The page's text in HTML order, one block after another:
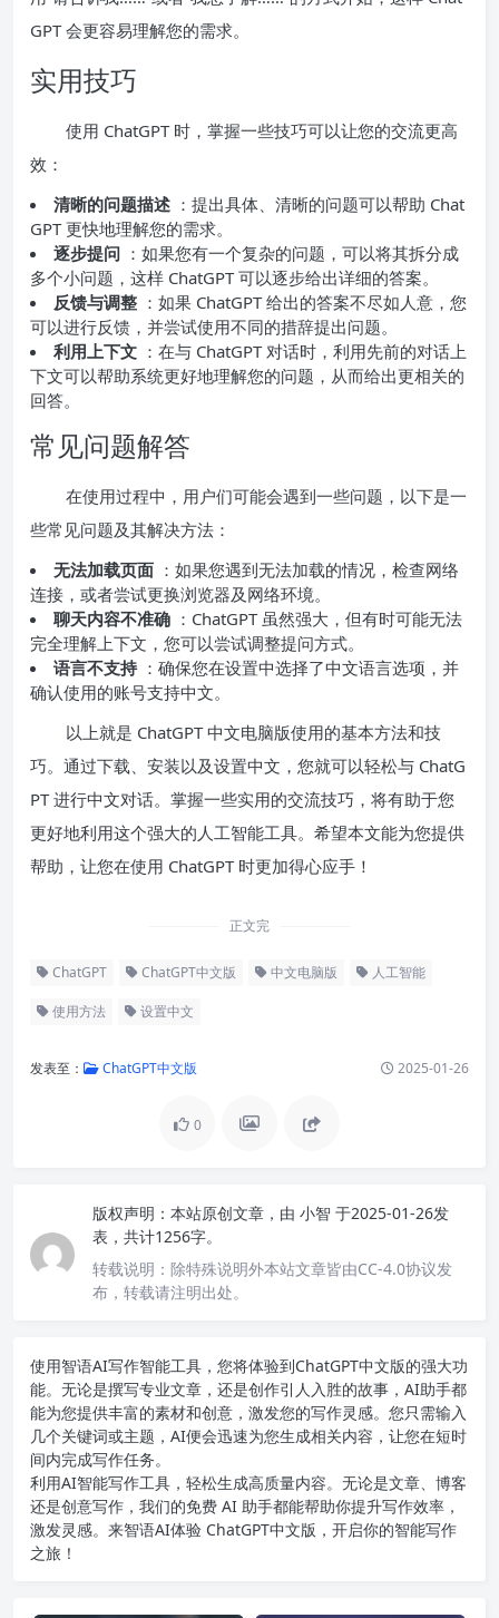
GPT 会更容易理解您的需求。
实用技巧
使用 ChatGPT 时，掌握一些技巧可以让您的交流更高
效：
清晰的问题描述 ：提出具体、清晰的问题可以帮助 Chat
GPT 更快地理解您的需求。
逐步提问 ：如果您有一个复杂的问题，可以将其拆分成
多个小问题，这样 ChatGPT 可以逐步给出详细的答案。
反馈与调整 ：如果 ChatGPT 给出的答案不尽如人意，您
可以进行反馈，并尝试使用不同的措辞提出问题。
利用上下文 ：在与 ChatGPT 对话时，利用先前的对话上
下文可以帮助系统更好地理解您的问题，从而给出更相关的
回答。
常见问题解答
在使用过程中，用户们可能会遇到一些问题，以下是一
些常见问题及其解决方法：
无法加载页面 ：如果您遇到无法加载的情况，检查网络
连接，或者尝试更换浏览器及网络环境。
聊天内容不准确 ：ChatGPT 虽然强大，但有时可能无法
完全理解上下文，您可以尝试调整提问方式。
语言不支持 ：确保您在设置中选择了中文语言选项，并
确认使用的账号支持中文。
以上就是 ChatGPT 中文电脑版使用的基本方法和技
巧。通过下载、安装以及设置中文，您就可以轻松与 ChatG
PT 进行中文对话。掌握一些实用的交流技巧，将有助于您
更好地利用这个强大的人工智能工具。希望本文能为您提供
帮助，让您在使用 ChatGPT 时更加得心应手！
正文完
ChatGPT ChatGPT中文版 中文电脑版 人工智能
使用方法 设置中文
发表至： ChatGPT中文版 2025-01-26
0
版权声明： 本站原创文章，由 小智 于2025-01-26发
表，共计1256字。
转载说明： 除特殊说明外本站文章皆由CC-4.0协议发
布，转载请注明出处。
使用智语AI写作智能工具，您将体验到ChatGPT中文版的强大功
能。无论是撰写专业文章，还是创作引人入胜的故事，AI助手都
能为您提供丰富的素材和创意，激发您的写作灵感。您只需输入
几个关键词或主题，AI便会迅速为您生成相关内容，让您在短时
间内完成写作任务。
利用AI智能写作工具，轻松生成高质量内容。无论是文章、博客
还是创意写作，我们的免费 AI 助手都能帮助你提升写作效率，
激发灵感。来智语AI体验 ChatGPT中文版 ，开启你的智能写作
之旅！